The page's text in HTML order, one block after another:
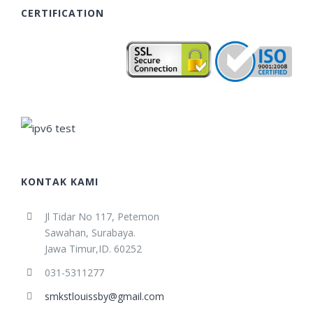
CERTIFICATION
KONTAK KAMI
Jl Tidar No 117, Petemon
Sawahan, Surabaya.
Jawa Timur,ID. 60252
031-5311277
smkstlouissby@gmail.com